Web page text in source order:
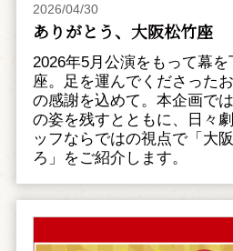
2026/04/30
ありがとう、大阪松竹座
2026年5月公演をもって幕
座。足を運んでくださった
の感謝を込めて。本企画で
の姿を残すとともに、日々
ッフならではの視点で「大
ろ」をご紹介します。